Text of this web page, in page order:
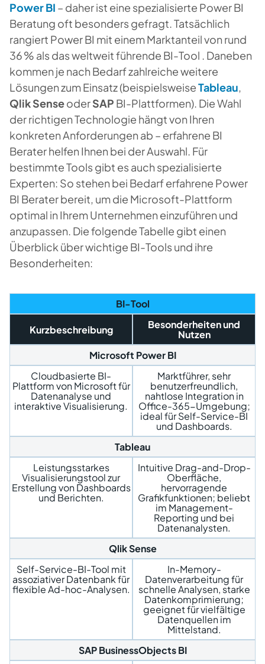
Power BI – daher ist eine spezialisierte Power BI
Beratung oft besonders gefragt. Tatsächlich
rangiert Power BI mit einem Marktanteil von rund
36 % als das weltweit führende BI-Tool . Daneben
kommen je nach Bedarf zahlreiche weitere
Lösungen zum Einsatz (beispielsweiseTableau,
Qlik SenseoderSAP BI-Plattformen). Die Wahl
der richtigen Technologie hängt von Ihren
konkreten Anforderungen ab – erfahrene BI
Berater helfen Ihnen bei der Auswahl. Für
bestimmte Tools gibt es auch spezialisierte
Experten: So stehen bei Bedarf erfahrene Power
BI Berater bereit, um die Microsoft-Plattform
optimal in Ihrem Unternehmen einzuführen und
anzupassen. Die folgende Tabelle gibt einen
Überblick über wichtige BI-Tools und ihre
Besonderheiten:
BI-Tool
Kurzbeschreibung
Besonderheiten und
Nutzen
Microsoft Power BI
Cloudbasierte BI-
Plattform von Microsoft für
Datenanalyse und
interaktive Visualisierung.
Marktführer, sehr
benutzerfreundlich,
nahtlose Integration in
Office-365-Umgebung;
ideal für Self-Service-BI
und Dashboards.
Tableau
Leistungsstarkes
Visualisierungstool zur
Erstellung von Dashboards
und Berichten.
Intuitive Drag-and-Drop-
Oberfläche,
hervorragende
Grafikfunktionen; beliebt
im Management-
Reporting und bei
Datenanalysten.
Qlik Sense
Self-Service-BI-Tool mit
assoziativer Datenbank für
flexible Ad-hoc-Analysen.
In-Memory-
Datenverarbeitung für
schnelle Analysen, starke
Datenkomprimierung;
geeignet für vielfältige
Datenquellen im
Mittelstand.
SAP BusinessObjects BI